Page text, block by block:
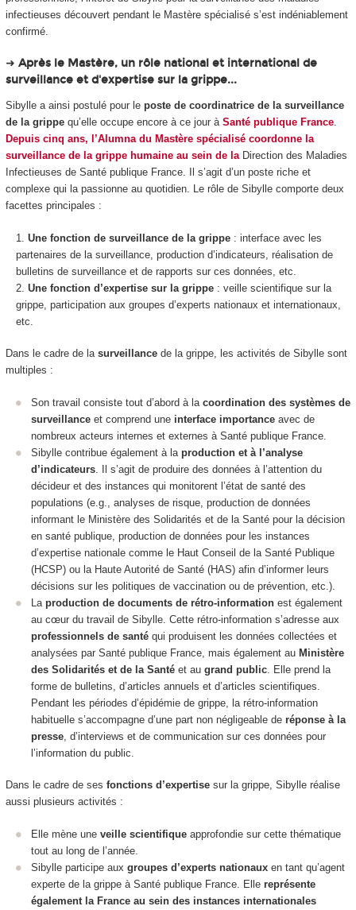
infectieuses découvert pendant le Mastère spécialisé s’est indéniablement
confirmé.
➜ Après le Mastère, un rôle national et international de
surveillance et d'expertise sur la grippe...
Sibylle a ainsi postulé pour le poste de coordinatrice de la surveillance
de la grippequ’elle occupe encore à ce jour à Santé publique France.
Depuis cinq ans, l’Alumna du Mastère spécialisé coordonne la
surveillance de la grippe humaine au sein de la Direction des Maladies
Infectieuses de Santé publique France. Il s’agit d’un poste riche et
complexe qui la passionne au quotidien. Le rôle de Sibylle comporte deux
facettes principales :
Une fonction de surveillance de la grippe: interface avec les
partenaires de la surveillance, production d’indicateurs, réalisation de
bulletins de surveillance et de rapports sur ces données, etc.
Une fonction d’expertise sur la grippe: veille scientifique sur la
grippe, participation aux groupes d’experts nationaux et internationaux,
etc.
Dans le cadre de la surveillancede la grippe, les activités de Sibylle sont
multiples :
Son travail consiste tout d’abord à la coordination des systèmes de
surveillance et comprend une interface importance avec de
nombreux acteurs internes et externes à Santé publique France.
Sibylle contribue également à la production et à l’analyse
d’indicateurs . Il s’agit de produire des données à l’attention du
décideur et des instances qui monitorent l’état de santé des
populations (e.g., analyses de risque, production de données
informant le Ministère des Solidarités et de la Santé pour la décision
en santé publique, production de données pour les instances
d’expertise nationale comme le Haut Conseil de la Santé Publique
(HCSP) ou la Haute Autorité de Santé (HAS) afin d’informer leurs
décisions sur les politiques de vaccination ou de prévention, etc.).
La production de documents de rétro-information est également
au cœur du travail de Sibylle. Cette rétro-information s’adresse aux
professionnels de santé qui produisent les données collectées et
analysées par Santé publique France, mais également au Ministère
des Solidarités et de la Santé et au grand public . Elle prend la
forme de bulletins, d’articles annuels et d’articles scientifiques.
Pendant les périodes d’épidémie de grippe, la rétro-information
habituelle s’accompagne d’une part non négligeable de réponse à la
presse , d’interviews et de communication sur ces données pour
l’information du public.
Dans le cadre de ses fonctions d’expertisesur la grippe, Sibylle réalise
aussi plusieurs activités :
Elle mène une veille scientifique approfondie sur cette thématique
tout au long de l’année.
Sibylle participe aux groupes d’experts nationaux en tant qu’agent
experte de la grippe à Santé publique France. Elle représente
également la France au sein des instances internationales